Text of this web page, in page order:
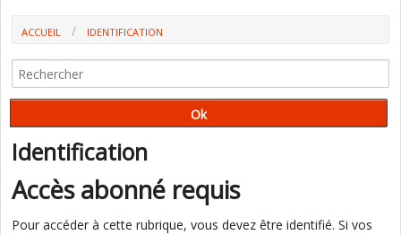
ACCUEIL IDENTIFICATION
Identification
Accès abonné requis
Pour accéder à cette rubrique, vous devez être identifié. Si vos